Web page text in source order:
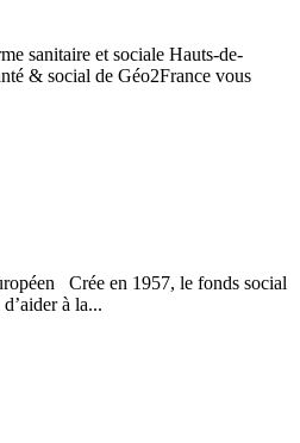
sanitaire et sociale Hauts-de-
& social de Géo2France vous
Crée en 1957, le fonds social
à la...